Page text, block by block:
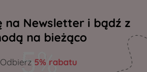
na Newsletter i bądź z
na bieżąco
Odbierz 5% rabatu